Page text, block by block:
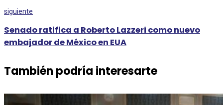
siguiente
Senado ratifica a Roberto Lazzeri como nuevo
embajador de México en EUA
También podría interesarte